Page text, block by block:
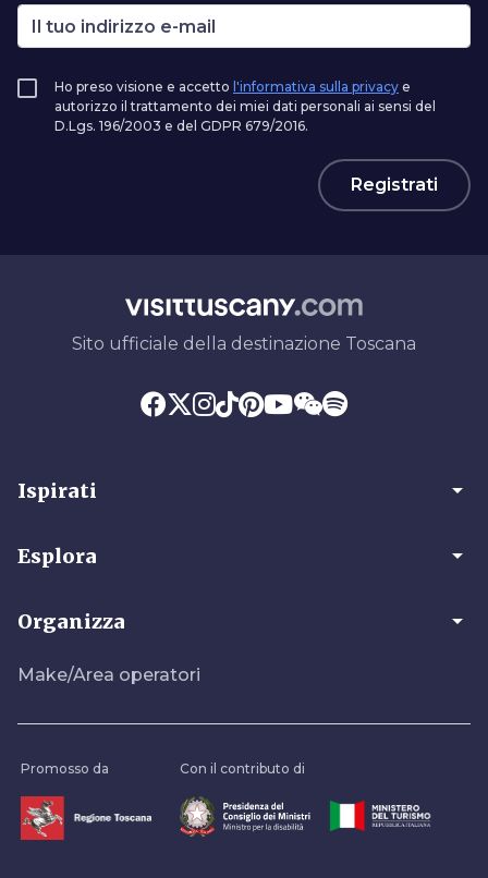
Ho preso visione e accetto l'informativa sulla privacy e
autorizzo il trattamento dei miei dati personali ai sensi del
D.Lgs. 196/2003 e del GDPR 679/2016.
Registrati
Sito ufficiale della destinazione Toscana
Ispirati arrow_drop_down
Esplora arrow_drop_down
Organizza arrow_drop_down
Make/Area operatori
Promosso da Con il contributo di